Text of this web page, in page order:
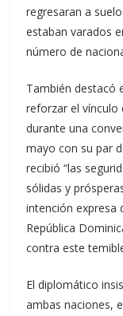
regresaran a
estaban varados
número de
También destacó
reforzar el
durante una
mayo con su par
recibió “las
sólidas y
intención expresa
República
contra este
El diplomático
ambas naciones,